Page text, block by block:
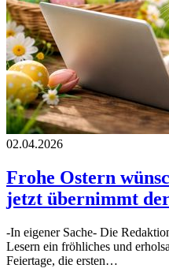
02.04.2026
Frohe Ostern
jetzt übernimmt
-In eigener Sache- Die
Lesern ein fröhliches und
Feiertage, die ersten…